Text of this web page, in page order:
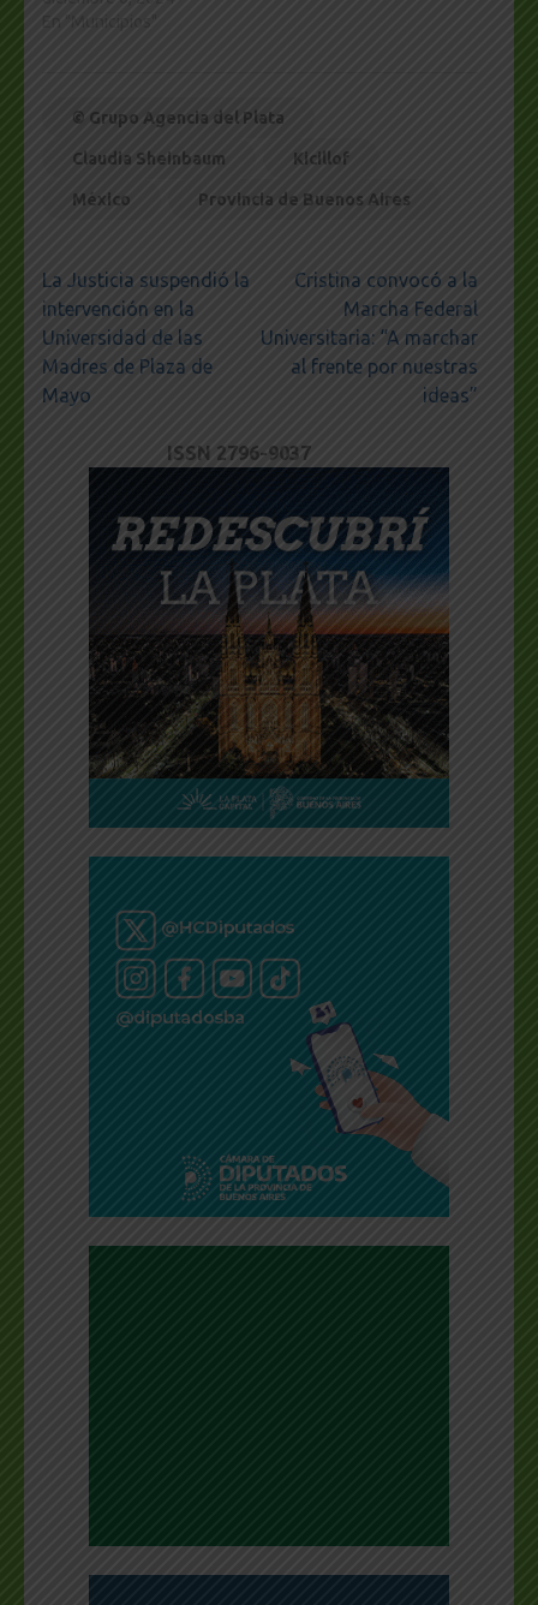
© Grupo Agencia del Plata
Claudia Sheinbaum Kicillof
México Provincia de Buenos Aires
Navegación
de
entradas
La Justicia suspendió la
intervención en la
Universidad de las
Madres de Plaza de
Mayo
Cristina convocó a la
Marcha Federal
Universitaria: “A marchar
al frente por nuestras
ideas”
ISSN 2796-9037